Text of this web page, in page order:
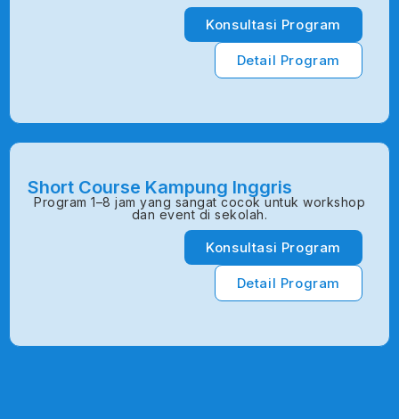
Konsultasi Program
Detail Program
Short Course Kampung Inggris
Program 1–8 jam yang sangat cocok untuk workshop
dan event di sekolah.
Konsultasi Program
Detail Program